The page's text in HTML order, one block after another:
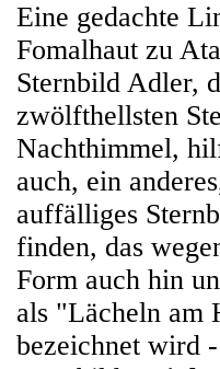
Eine gedachte
Fomalhaut zu
Sternbild Adler,
zwölfthellsten
Nachthimmel,
auch, ein
auffälliges
finden, das
Form auch hin
als "Lächeln am
bezeichnet wird